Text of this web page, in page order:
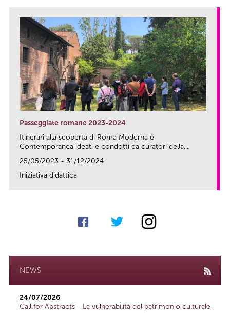
Passeggiate romane 2023-2024
Itinerari alla scoperta di Roma Moderna e
Contemporanea ideati e condotti da curatori della...
25/05/2023 - 31/12/2024
Iniziativa didattica
NEWS
24/07/2026
Call for Abstracts - La vulnerabilità del patrimonio culturale